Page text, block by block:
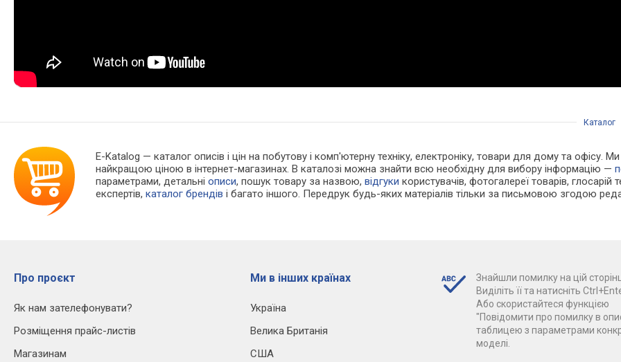
Каталог
E-Katalog — каталог описів і цін на побутову і комп'ютерну техніку, електроніку, товари для дому та офісу.
найкращою ціною в інтернет-магазинах. В каталозі можна знайти всю необхідну для вибору інформацію —
параметрами, детальніописи, пошук товару за назвою,відгуки користувачів, фотогалереї товарів, глосарій
експертів,каталог брендів і багато іншого. Передрук будь-яких матеріалів тільки за письмовою згодою
Про проєкт
Як нам зателефонувати?
Розміщення прайс-листів
Магазинам
Ми в інших країнах
Україна
Велика Британія
США
Знайшли помилку на цій
Виділіть її та натисніть
Або скористайтеся функцією
"Повідомити про помилку в
таблицею з параметрами
моделі.